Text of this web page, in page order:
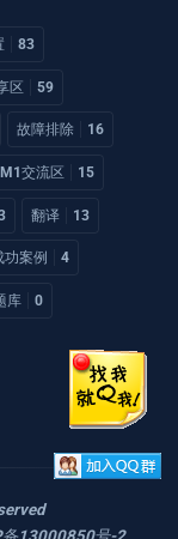
83
区 59
故障排除 16
M1交流区 15
翻译 13
功案例 4
库 0